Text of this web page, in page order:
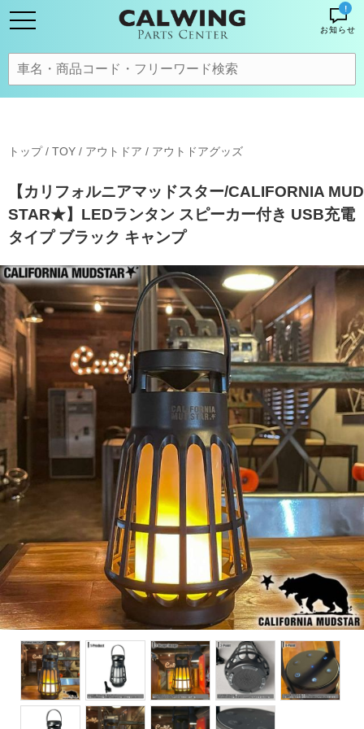
!
お知らせ
トップ/ TOY / アウトドア / アウトドアグッズ
【カリフォルニアマッドスター/CALIFORNIA MUD
STAR★】LEDランタン スピーカー付き USB充電
タイプ ブラック キャンプ